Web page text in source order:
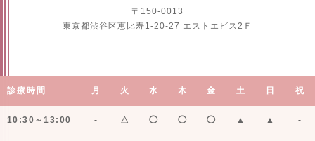
〒150-0013
東京都渋谷区恵比寿1-20-27 エストエビス2Ｆ
診療時間 月 火 水 木 金 土 日 祝
10:30～13:00 - △ ◯ ◯ ◯ ▲ ▲ -